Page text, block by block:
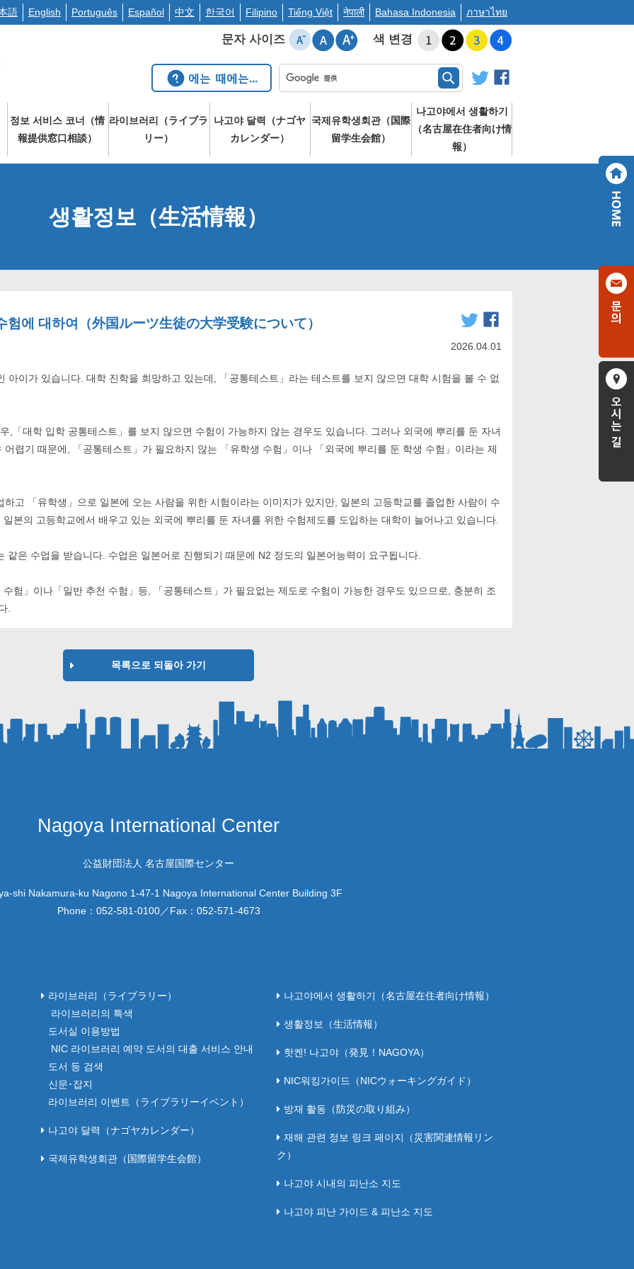
語 English Português Español 中文 한국어 Filipino Tiếng Việt नेपाली Bahasa Indonesia ภาษาไทย
색 변경
문자 사이즈
정보 서비스 코너（情
報提供窓口相談）
라이브러리（ライブラ
リー）
나고야 달력（ナゴヤ
カレンダー）
국제유학생회관（国際
留学生会館）
나고야에서 생활하기
（名古屋在住者向け情
報）
생활정보（生活情報）
에 대하여（外国ルーツ生徒の大学受験について）
2026.04.01
이가 있습니다. 대학 진학을 희망하고 있는데, 「공통테스트」라는 테스트를 보지 않으면 대학 시험을 볼 수 없
,「대학 입학 공통테스트」를 보지 않으면 수험이 가능하지 않는 경우도 있습니다. 그러나 외국에 뿌리를 둔 자녀
렵기 때문에, 「공통테스트」가 필요하지 않는 「유학생 수험」이나 「외국에 뿌리를 둔 학생 수험」이라는 제
하고 「유학생」으로 일본에 오는 사람을 위한 시험이라는 이미지가 있지만, 일본의 고등학교를 졸업한 사람이 수
본의 고등학교에서 배우고 있는 외국에 뿌리를 둔 자녀를 위한 수험제도를 도입하는 대학이 늘어나고 있습니다.
같은 수업을 받습니다. 수업은 일본어로 진행되기 때문에 N2 정도의 일본어능력이 요구됩니다.
험」이나「일반 추천 수험」등, 「공통테스트」가 필요없는 제도로 수험이 가능한 경우도 있으므로, 충분히 조
.
목록으로 되돌아 가기
Nagoya International Center
公益財団法人 名古屋国際センター
shi Nakamura-ku Nagono 1-47-1 Nagoya International Center Building 3F
Phone： 052-581-0100／Fax： 052-571-4673
라이브러리（ライブラリー）
라이브러리의 특색
도서실 이용방법
NIC 라이브러리 예약 도서의 대출 서비스 안내
도서 등 검색
신문･잡지
라이브러리 이벤트（ライブラリーイベント）
나고야 달력（ナゴヤカレンダー）
국제유학생회관（国際留学生会館）
나고야에서 생활하기（名古屋在住者向け情報）
생활정보（生活情報）
핫켄! 나고야（発見！NAGOYA）
NIC워킹가이드（NICウォーキングガイド）
방재 활동（防災の取り組み）
재해 관련 정보 링크 페이지（災害関連情報リン
ク）
나고야 시내의 피난소 지도
나고야 피난 가이드 & 피난소 지도